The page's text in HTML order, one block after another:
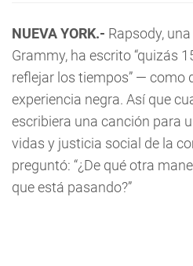
NUEVA YORK.- Rapsody,
Grammy, ha escrito “quizás
reflejar los tiempos” — como
experiencia negra. Así que
escribiera una canción para
vidas y justicia social de la
preguntó: “¿De qué otra
que está pasando?”